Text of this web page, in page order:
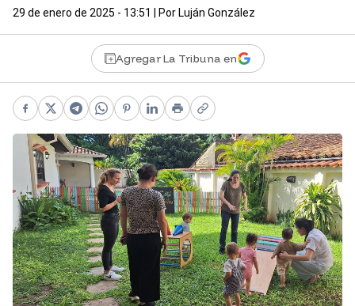
29 de enero de 2025 - 13:51 | Por Luján González
Agregar La Tribuna en
Facebook
X Telegram
WhatsApp
Pinterest
LinkedIn
PrintCopy link